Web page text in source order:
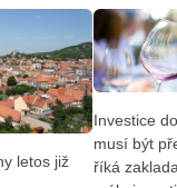
letos již
Investice
musí být
říká